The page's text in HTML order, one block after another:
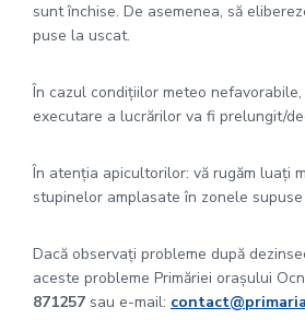
sunt închise. De asemenea, să
puse la uscat.
În cazul condițiilor meteo
executare a lucrărilor va fi prelungit/
În atenția apicultorilor: vă rugăm luați
stupinelor amplasate în zonele
Dacă observați probleme după
aceste probleme Primăriei orașului
871257 sau e-mail: